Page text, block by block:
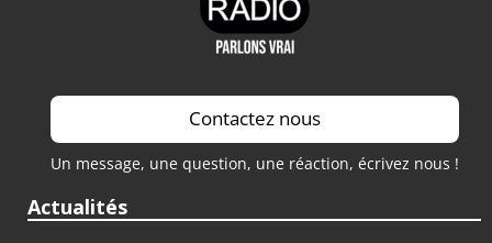
Contactez nous
Un message, une question, une réaction, écrivez nous !
Actualités